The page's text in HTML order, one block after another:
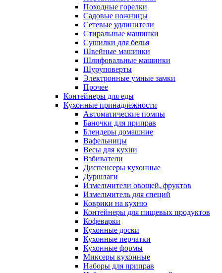
Походные горелки
Садовые ножницы
Сетевые удлинители
Стиральные машинки
Сушилки для белья
Швейные машинки
Шлифовальные машинки
Шуруповерты
Электронные умные замки
Прочее
Контейнеры для еды
Кухонные принадлежности
Автоматические помпы
Баночки для приправ
Блендеры домашние
Вафельницы
Весы для кухни
Взбиватели
Диспенсеры кухонные
Дуршлаги
Измельчители овощей, фруктов
Измельчитель для специй
Коврики на кухню
Контейнеры для пищевых продуктов
Кофеварки
Кухонные доски
Кухонные перчатки
Кухонные формы
Миксеры кухонные
Наборы для приправ